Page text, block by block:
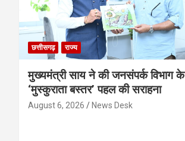
छत्तीसगढ़ राज्य
मुख्यमंत्री साय ने की जनसंपर्क विभाग के
‘मुस्कुराता बस्तर’ पहल की सराहना
August 6, 2026 News Desk